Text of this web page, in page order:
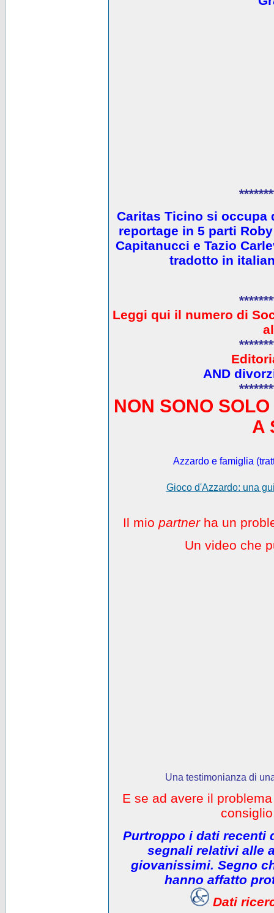
Caritas Ticino si occupa
reportage in 5 parti
Capitanucci e Tazio
tradotto in
Leggi qui il numero di
AND
NON SONO
A
Azzardo e famiglia
Gioco d'Azzardo: una
Il mio partnerha un
Un video che
Una testimonianza di
E se ad avere il
Purtroppo i dati recenti
segnali relativi alle
giovanissimi. Segno
hanno affatto
Dati